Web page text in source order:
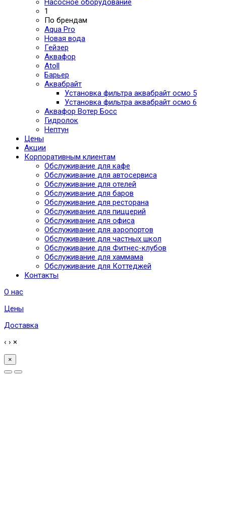
Насосное оборудование
1
По брендам
Aqua Pro
Новая вода
Гейзер
Аквафор
Atoll
Барьер
Аквабрайт
Установка фильтра аквабрайт осмо 5
Установка фильтра аквабрайт осмо 6
Аквафор Вотер Босс
Гидролок
Нептун
Цены
Акции
Корпоративным клиентам
Обслуживание для кафе
Обслуживание для автосервиса
Обслуживание для отелей
Обслуживание для баров
Обслуживание для ресторана
Обслуживание для пиццерий
Обслуживание для офиса
Обслуживание для аэропортов
Обслуживание для частных школ
Обслуживание для Фитнес-клубов
Обслуживание для хаммама
Обслуживание для Коттеджей
Контакты
О нас
Цены
Доставка
‹ › ×
×